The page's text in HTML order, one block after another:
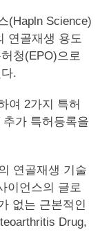
(Hapln Science)
연골재생 용도
청(EPO)으로
.
여 2가지 특허
가 특허등록을
연골재생 기술
이언스의 글로
없는 근본적인
Drug,